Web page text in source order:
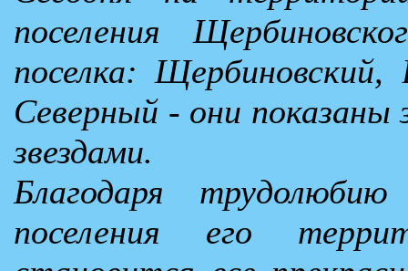
поселения
поселка:
Северный - они
звездами.
Благодаря
поселения его